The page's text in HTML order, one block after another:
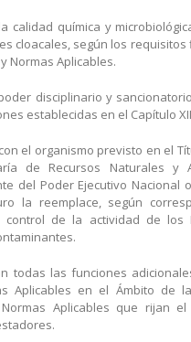
calidad química y
cloacales, según los requisitos
Normas Aplicables.
disciplinario y
establecidas en el Capítulo
el organismo previsto en el
de Recursos Naturales y
del Poder Ejecutivo Nacional
la reemplace, según
control de la actividad de los
todas las funciones
Aplicables en el Ámbito de
Aplicables que rijan